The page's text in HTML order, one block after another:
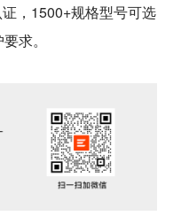
，1500+规格型号可选
求。